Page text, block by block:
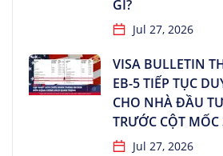
GÌ?
Jul 27, 2026
VISA BULLETIN
EB-5 TIẾP TỤC
CHO NHÀ ĐẦU
TRƯỚC CỘT
Jul 27, 2026